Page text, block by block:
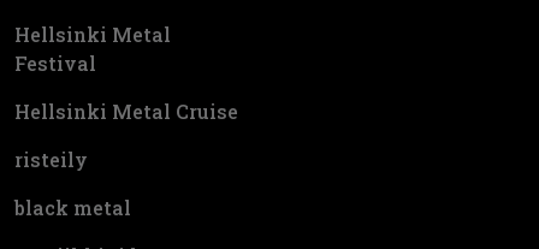
Hellsinki Metal
Festival
Hellsinki Metal Cruise
risteily
black metal